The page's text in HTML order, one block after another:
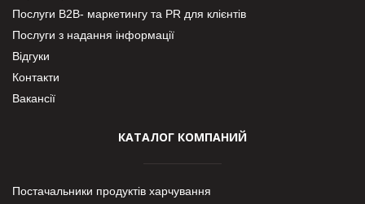
Послуги В2В- маркетингу та PR для клієнтів
Послуги з надання інформації
Відгуки
Контакти
Вакансії
КАТАЛОГ КОМПАНИЙ
Постачальники продуктів харчування